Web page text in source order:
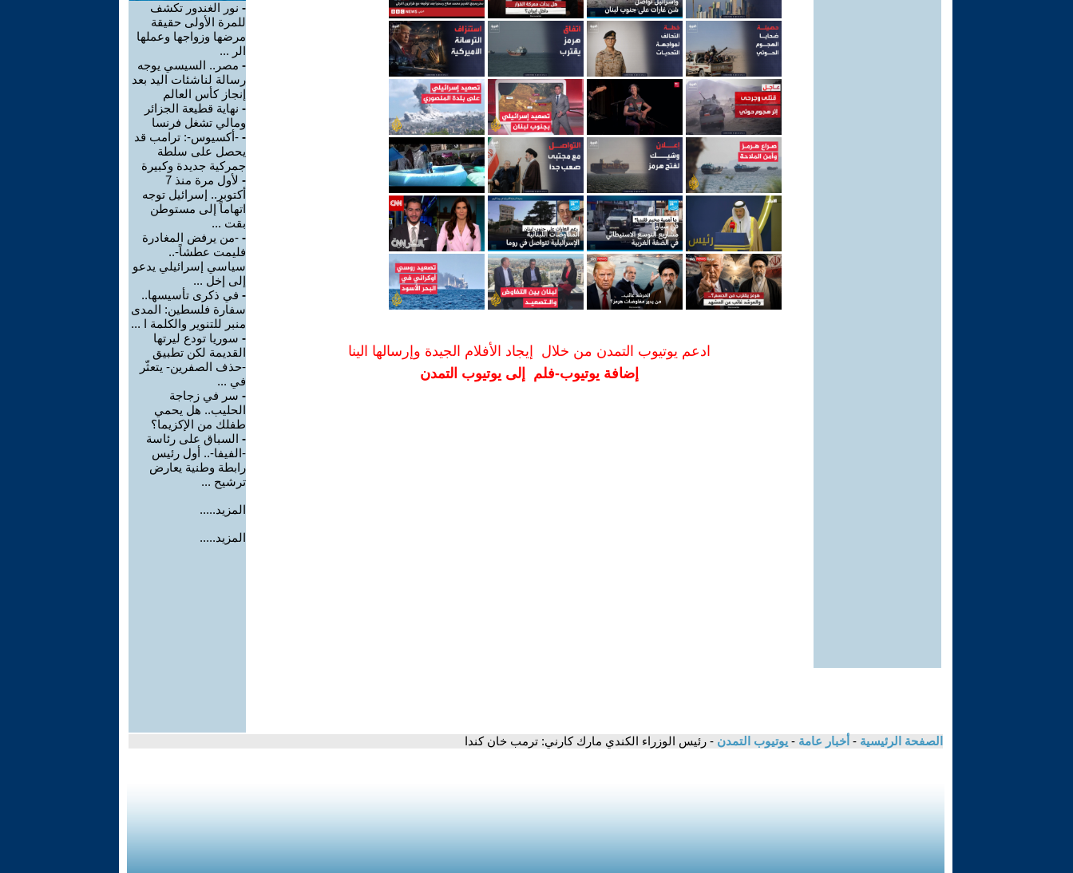
ادعم يوتيوب التمدن من خلال إيجاد الأفلام الجيدة وإرسالها الينا
إضافة يوتيوب-فلم إلى يوتيوب التمدن
- نور الغندور تكشف
للمرة الأولى حقيقة
مرضها وزواجها وعملها
الر ...
- مصر.. السيسي يوجه
رسالة لناشئات اليد بعد
إنجاز كأس العالم
- نهاية قطيعة الجزائر
ومالي تشغل فرنسا
- -أكسيوس-: ترامب قد
يحصل على سلطة
جمركية جديدة وكبيرة
-
لأول مرة منذ 7
أكتوبر.. إسرائيل توجه
اتهاماً إلى مستوطن
بقت ...
- -من يرفض المغادرة
فليمت عطشاً-..
سياسي إسرائيلي يدعو
إلى إخل ...
- في ذكرى تأسيسها..
سفارة فلسطين: المدى
منبر للتنوير والكلمة ا ...
- سوريا تودع ليرتها
القديمة لكن تطبيق
-حذف الصفرين- يتعثّر
في ...
- سر في زجاجة
الحليب.. هل يحمي
طفلك من الإكزيما؟
- السباق على رئاسة
-الفيفا-.. أول رئيس
رابطة وطنية يعارض
ترشيح ...
المزيد.....
المزيد.....
الصفحة الرئيسية - أخبار عامة - يوتيوب التمدن - رئيس الوزراء الكندي مارك كارني: ترمب خان كندا